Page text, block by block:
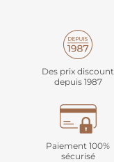
Des prix discount
depuis 1987
Paiement 100%
sécurisé